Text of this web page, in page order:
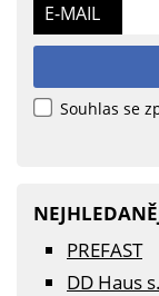
E-MAIL
Souhlas se
PREFAST
DD Haus